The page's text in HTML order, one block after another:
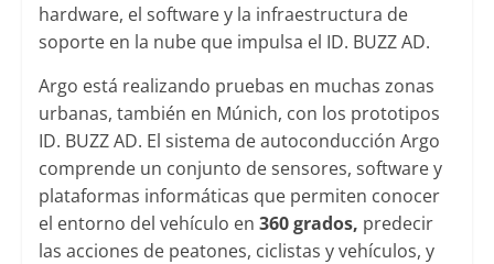
hardware, el software y la infraestructura de
soporte en la nube que impulsa el ID. BUZZ AD.
Argo está realizando pruebas en muchas zonas
urbanas, también en Múnich, con los prototipos
ID. BUZZ AD. El sistema de autoconducción Argo
comprende un conjunto de sensores, software y
plataformas informáticas que permiten conocer
el entorno del vehículo en 360 grados, predecir
las acciones de peatones, ciclistas y vehículos, y